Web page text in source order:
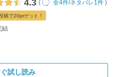
4.3 ( 全4件/ネタバレ1件 )
稿で20ptゲット！
結
試し読み